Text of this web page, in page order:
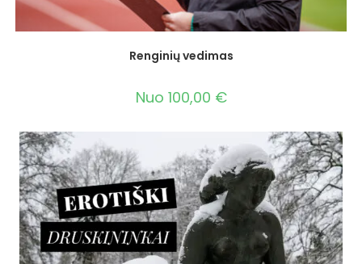
Renginių vedimas
Nuo 100,00 €